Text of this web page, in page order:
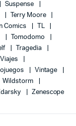
Suspense
Terry Moore
Comics
TL
Tomodomo
Tragedia
Viajes
Vintage
Wildstorm
Zenescope